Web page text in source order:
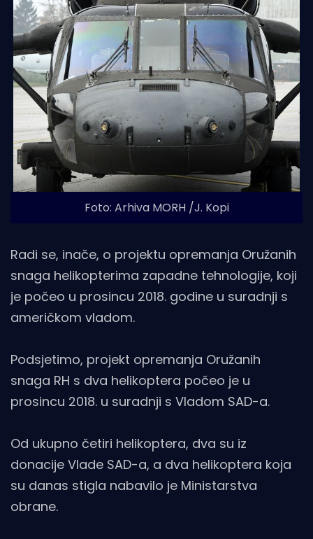
Foto: Arhiva MORH /J. Kopi
Radi se, inače, o projektu opremanja Oružanih
snaga helikopterima zapadne tehnologije, koji
je počeo u prosincu 2018. godine u suradnji s
američkom vladom.
Podsjetimo, projekt opremanja Oružanih
snaga RH s dva helikoptera počeo je u
prosincu 2018. u suradnji s Vladom SAD-a.
Od ukupno četiri helikoptera, dva su iz
donacije Vlade SAD-a, a dva helikoptera koja
su danas stigla nabavilo je Ministarstva
obrane.